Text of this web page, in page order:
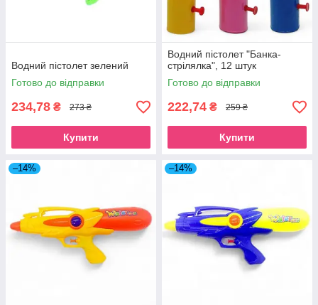
Водний пістолет зелений
Готово до відправки
234,78 ₴ 273 ₴
Купити
Водний пістолет "Банка-
стрілялка", 12 штук
Готово до відправки
222,74 ₴ 259 ₴
Купити
–14% –14%